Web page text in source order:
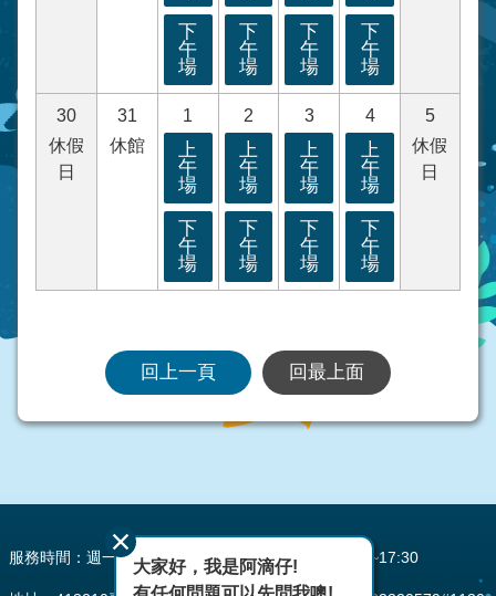
下
午
場
下
午
場
下
午
場
下
午
場
30
休假
日
31
休館
1
上
午
場
下
午
場
2
上
午
場
下
午
場
3
上
午
場
下
午
場
4
上
午
場
下
午
場
5
休假
日
回上一頁 回最上面
服務時間：週一至週五 AM08:00~12:00 PM13:30~17:30
大家好，我是阿滴仔!